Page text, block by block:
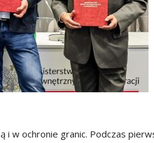
i w ochronie granic. Podczas